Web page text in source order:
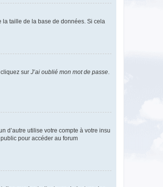
la taille de la base de données. Si cela
sur J’ai oublié mon mot de passe.
d’autre utilise votre compte à votre insu
pour accéder au forum